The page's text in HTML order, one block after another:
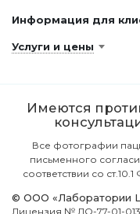
Информация для
Услуги и цены
Имеются
Все фотографии
письменного
соответствии со
© ООО «Лаборатории
Лицензия № ЛО-77-01-